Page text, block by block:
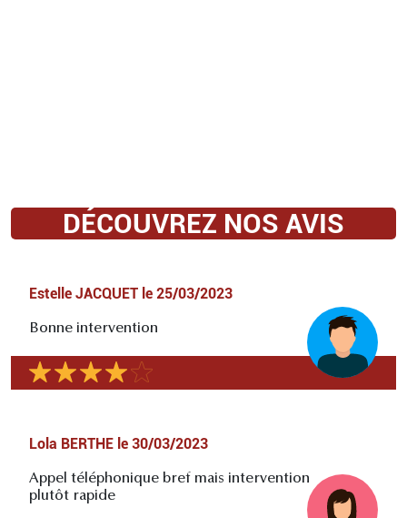
DÉCOUVREZ NOS AVIS
Estelle JACQUET le 25/03/2023
Bonne intervention
Lola BERTHE le 30/03/2023
Appel téléphonique bref mais intervention
plutôt rapide